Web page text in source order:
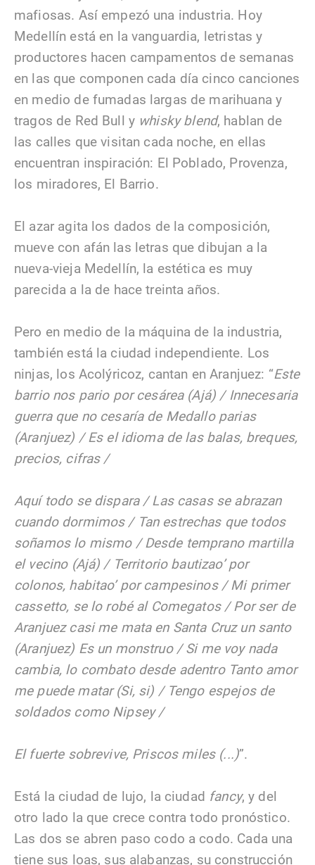
mafiosas. Así empezó una industria. Hoy
Medellín está en la vanguardia, letristas y
productores hacen campamentos de semanas
en las que componen cada día cinco canciones
en medio de fumadas largas de marihuana y
tragos de Red Bull y whisky blend, hablan de
las calles que visitan cada noche, en ellas
encuentran inspiración: El Poblado, Provenza,
los miradores, El Barrio.
El azar agita los dados de la composición,
mueve con afán las letras que dibujan a la
nueva-vieja Medellín, la estética es muy
parecida a la de hace treinta años.
Pero en medio de la máquina de la industria,
también está la ciudad independiente. Los
ninjas, los Acolýricoz, cantan en Aranjuez: “Este
barrio nos pario por cesárea (Ajá) / Innecesaria
guerra que no cesaría de Medallo parias
(Aranjuez) / Es el idioma de las balas, breques,
precios, cifras /
Aquí todo se dispara / Las casas se abrazan
cuando dormimos / Tan estrechas que todos
soñamos lo mismo / Desde temprano martilla
el vecino (Ajá) / Territorio bautizao’ por
colonos, habitao’ por campesinos / Mi primer
cassetto, se lo robé al Comegatos / Por ser de
Aranjuez casi me mata en Santa Cruz un santo
(Aranjuez) Es un monstruo / Si me voy nada
cambia, lo combato desde adentro Tanto amor
me puede matar (Si, si) / Tengo espejos de
soldados como Nipsey /
El fuerte sobrevive, Priscos miles (...)”.
Está la ciudad de lujo, la ciudad fancy, y del
otro lado la que crece contra todo pronóstico.
Las dos se abren paso codo a codo. Cada una
tiene sus loas, sus alabanzas, su construcción